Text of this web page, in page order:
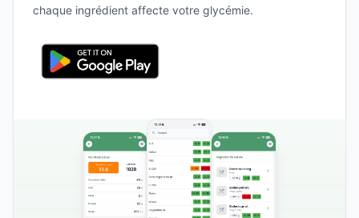
chaque ingrédient affecte votre glycémie.